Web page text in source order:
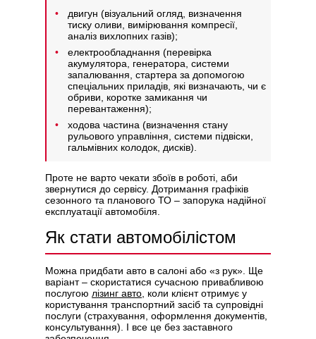
двигун (візуальний огляд, визначення
тиску оливи, вимірювання компресії,
аналіз вихлопних газів);
електрообладнання (перевірка
акумулятора, генератора, системи
запалювання, стартера за допомогою
спеціальних приладів, які визначають, чи є
обриви, коротке замикання чи
перевантаження);
ходова частина (визначення стану
рульового управління, системи підвіски,
гальмівних колодок, дисків).
Проте не варто чекати збоїв в роботі, аби
звернутися до сервісу. Дотримання графіків
сезонного та планового ТО – запорука надійної
експлуатації автомобіля.
Як стати автомобілістом
Можна придбати авто в салоні або «з рук». Ще
варіант – скористатися сучасною привабливою
послугою лізинг авто , коли клієнт отримує у
користування транспортний засіб та супровідні
послуги (страхування, оформлення документів,
консультування). І все це без заставного